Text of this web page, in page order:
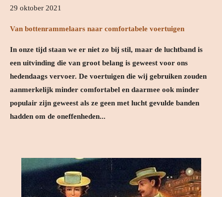
29 oktober 2021
Van bottenrammelaars naar comfortabele voertuigen
In onze tijd staan we er niet zo bij stil, maar de luchtband is
een uitvinding die van groot belang is geweest voor ons
hedendaags vervoer. De voertuigen die wij gebruiken zouden
aanmerkelijk minder comfortabel en daarmee ook minder
populair zijn geweest als ze geen met lucht gevulde banden
hadden om de oneffenheden...